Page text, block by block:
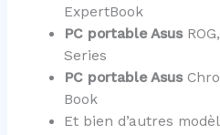
ExpertBook
PC portable Asus
Series
PC portable Asus
Book
Et bien d’autres